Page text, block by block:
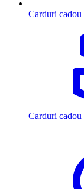
Carduri cadou
Carduri cadou